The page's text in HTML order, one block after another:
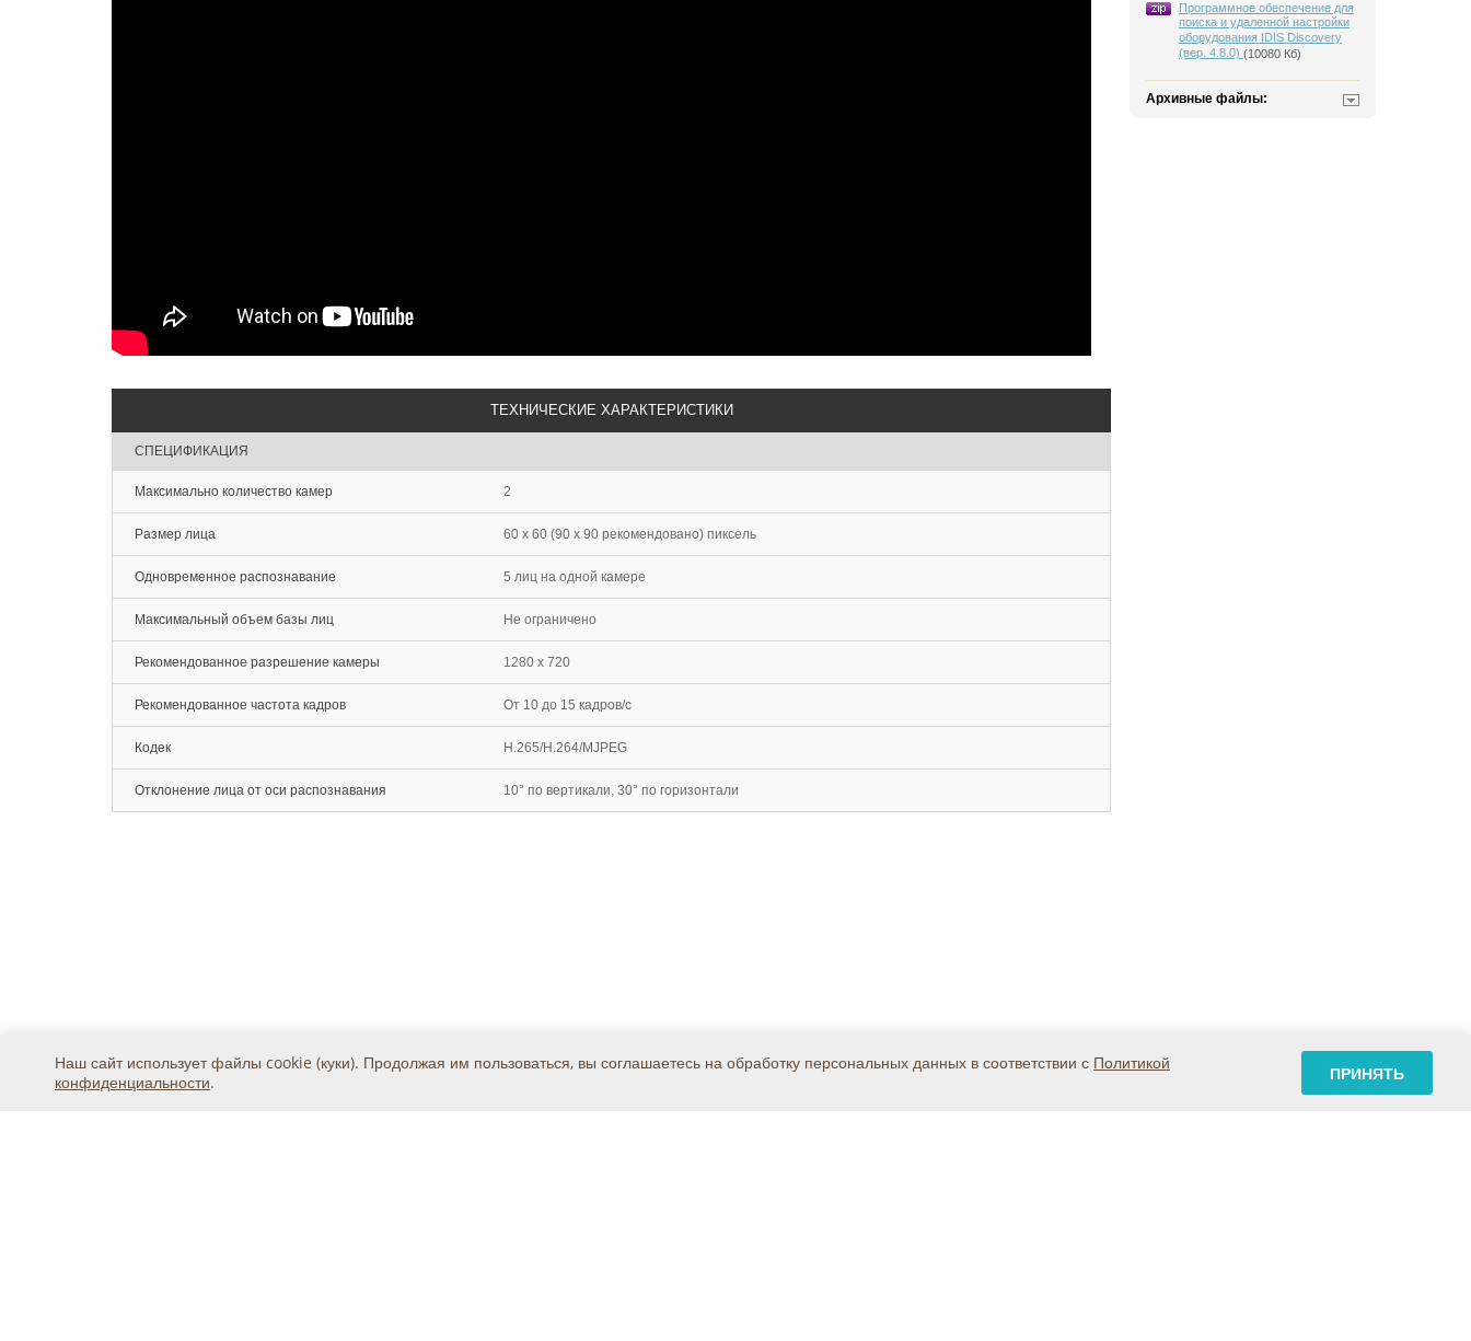
Программное обеспечение для
поиска и удаленной настройки
оборудования IDIS Discovery
(вер. 4.8.0) (10080 Кб)
Архивные файлы:
ТЕХНИЧЕСКИЕ ХАРАКТЕРИСТИКИ
СПЕЦИФИКАЦИЯ
Максимально количество камер 2
Размер лица 60 х 60 (90 х 90 рекомендовано) пиксель
Одновременное распознавание 5 лиц на одной камере
Максимальный объем базы лиц Не ограничено
Рекомендованное разрешение камеры 1280 х 720
Рекомендованное частота кадров От 10 до 15 кадров/с
Кодек H.265/H.264/MJPEG
Отклонение лица от оси распознавания 10° по вертикали, 30° по горизонтали
Наш сайт использует файлы cookie (куки). Продолжая им пользоваться, вы соглашаетесь на обработку персональных данных в соответствии с Политикой
конфиденциальности. ПРИНЯТЬ